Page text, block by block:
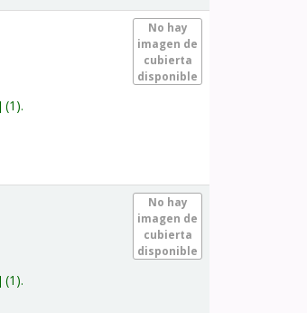
No hay
imagen de
cubierta
disponible
(1).
No hay
imagen de
cubierta
disponible
(1).